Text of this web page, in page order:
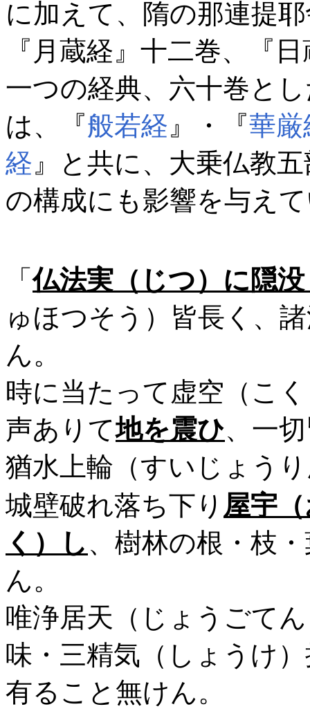
に加えて、隋の那連提
『月蔵経』十二巻、『
一つの経典、六十巻と
は、『般若経 』・『華厳
経 』と共に、大乗仏教
の構成にも影響を与え
「仏法実（じつ）に隠
ゅほつそう）皆長く、
ん。
時に当たって虚空（こ
声ありて地を震ひ、一
猶水上輪（すいじょう
城壁破れ落ち下り 屋宇
く）し 、樹林の根・枝
ん。
唯浄居天（じょうごて
味・三精気（しょうけ
有ること無けん。